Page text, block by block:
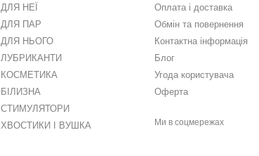
ДЛЯ НЕЇ
ДЛЯ ПАР
ДЛЯ НЬОГО
ЛУБРИКАНТИ
КОСМЕТИКА
БІЛИЗНА
СТИМУЛЯТОРИ
ХВОСТИКИ І ВУШКА
Оплата і доставка
Обмін та повернення
Контактна інформація
Блог
Угода користувача
Оферта
Ми в соцмережах